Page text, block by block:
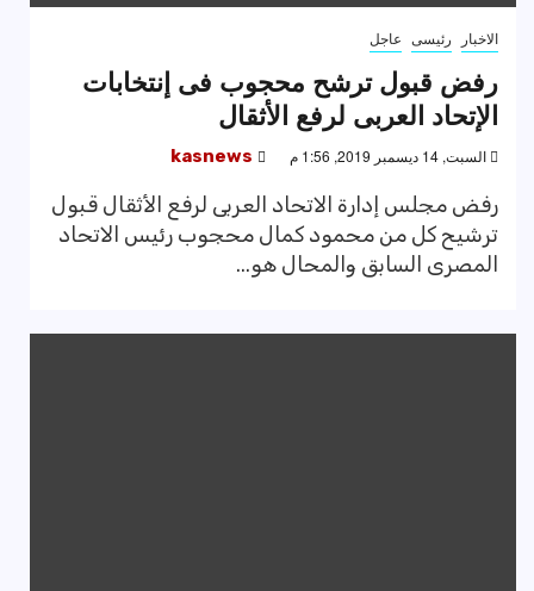
الاخبار رئيسى عاجل
رفض قبول ترشح محجوب فى إنتخابات
الإتحاد العربى لرفع الأثقال
السبت, 14 ديسمبر 2019, 1:56 م kasnews
رفض مجلس إدارة الاتحاد العربى لرفع الأثقال قبول
ترشيح كل من محمود كمال محجوب رئيس الاتحاد
المصرى السابق والمحال هو...